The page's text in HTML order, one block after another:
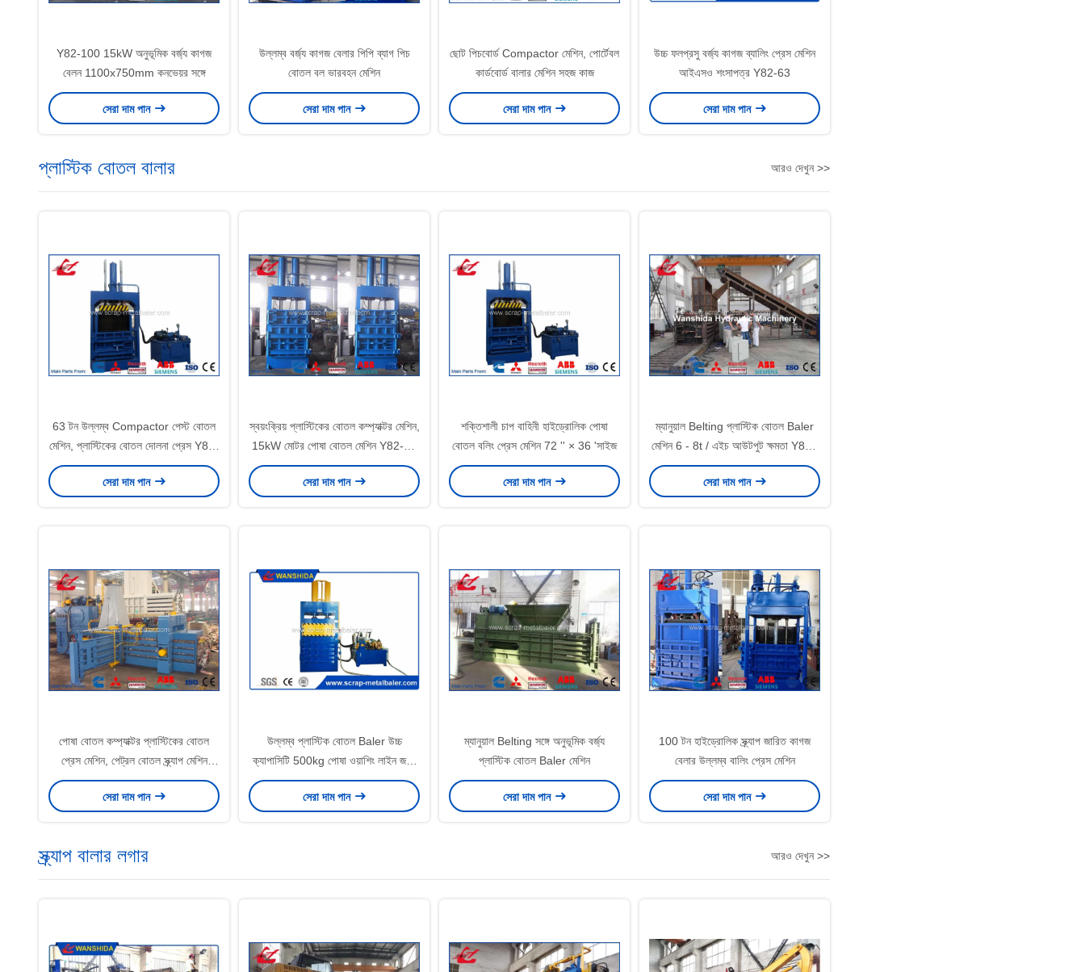
Y82-100 15kW অনুভূমিক বর্জ্য কাগজ
বেলন 1100x750mm কনভেয়র সঙ্গে
সেরা দাম পান
উল্লম্ব বর্জ্য কাগজ বেলার পিপি ব্যাগ পিচ
বোতল বল ভারবহন মেশিন
সেরা দাম পান
ছোট পিচবোর্ড Compactor মেশিন, পোর্টেবল
কার্ডবোর্ড বালার মেশিন সহজ কাজ
সেরা দাম পান
উচ্চ ফলপ্রসু বর্জ্য কাগজ ব্যালিং প্রেস মেশিন
আইএসও শংসাপত্র Y82-63
সেরা দাম পান
প্লাস্টিক বোতল বালার আরও দেখুন >>
63 টন উল্লম্ব Compactor পেস্ট বোতল
মেশিন, প্লাস্টিকের বোতল দোলনা প্রেস Y82-
63
সেরা দাম পান
স্বয়ংক্রিয় প্লাস্টিকের বোতল কম্প্যাক্টর মেশিন,
15kW মোটর পোষা বোতল মেশিন Y82-35
চাপ
সেরা দাম পান
শক্তিশালী চাপ বাহিনী হাইড্রোলিক পোষা
বোতল বলিং প্রেস মেশিন 72 '' × 36 'সাইজ
সেরা দাম পান
ম্যানুয়াল Belting প্লাস্টিক বোতল Baler
মেশিন 6 - 8t / এইচ আউটপুট ক্ষমতা Y82 /
W-125
সেরা দাম পান
পোষা বোতল কম্প্যাক্টর প্লাস্টিকের বোতল
প্রেস মেশিন, পেট্রল বোতল স্ক্র্যাপ মেশিন
ডিজেল ইঞ্জিন ড্রাইভ
সেরা দাম পান
উল্লম্ব প্লাস্টিক বোতল Baler উচ্চ
ক্যাপাসিটি 500kg পোষা ওয়াশিং লাইন জন্য
বক্রবন্ধনী
সেরা দাম পান
ম্যানুয়াল Belting সঙ্গে অনুভূমিক বর্জ্য
প্লাস্টিক বোতল Baler মেশিন
সেরা দাম পান
100 টন হাইড্রোলিক স্ক্র্যাপ জারিত কাগজ
বেলার উল্লম্ব বালিং প্রেস মেশিন
সেরা দাম পান
স্ক্র্যাপ বালার লগার আরও দেখুন >>